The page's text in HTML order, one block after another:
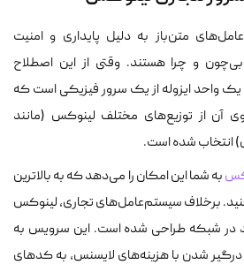
متن‌باز به دلیل پایداری و امنیت
و چرا هستند. وقتی از این اصطلاح
واحد ایزوله از یک سرور فیزیکی است که
از توزیع‌های مختلف لینوکس (مانند
انتخاب شده است.
به شما این امکان را می‌دهد که به بالاترین
برخلاف سیستم‌عامل‌های تجاری، لینوکس
در شبکه طراحی شده است. این سرویس به
شدن با هزینه‌های لایسنس، به کدهای